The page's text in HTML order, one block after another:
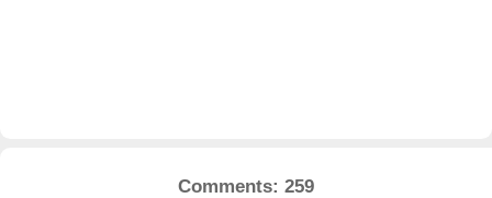
Comments: 259